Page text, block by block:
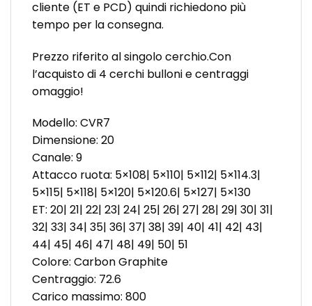
cliente (ET e PCD) quindi richiedono più
tempo per la consegna.
Prezzo riferito al singolo cerchio.Con
l’acquisto di 4 cerchi bulloni e centraggi
omaggio!
Modello: CVR7
Dimensione: 20
Canale: 9
Attacco ruota: 5×108| 5×110| 5×112| 5×114.3|
5×115| 5×118| 5×120| 5×120.6| 5×127| 5×130
ET: 20| 21| 22| 23| 24| 25| 26| 27| 28| 29| 30| 31|
32| 33| 34| 35| 36| 37| 38| 39| 40| 41| 42| 43|
44| 45| 46| 47| 48| 49| 50| 51
Colore: Carbon Graphite
Centraggio: 72.6
Carico massimo: 800